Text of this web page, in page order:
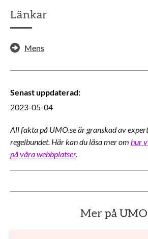
Länkar
Mens
Senast uppdaterad:
2023-05-04
All fakta på UMO.se är granskad av
regelbundet. Här kan du läsa mer om hur
på våra webbplatser.
Mer på UMO